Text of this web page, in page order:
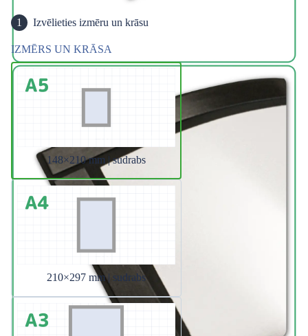
1 Izvēlieties izmēru un krāsu
IZMĒRS UN KRĀSA
148×210 mm | sudrabs
210×297 mm | sudrabs